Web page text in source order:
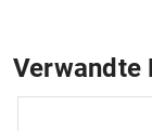
Verwandte